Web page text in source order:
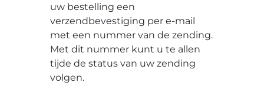
uw bestelling een
verzendbevestiging per e-mail
met een nummer van de zending.
Met dit nummer kunt u te allen
tijde de status van uw zending
volgen.